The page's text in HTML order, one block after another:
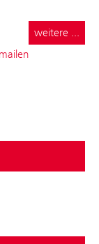
weitere ...